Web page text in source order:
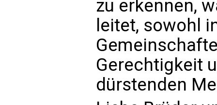
zu erkennen,
leitet, sowohl
Gerechtigkeit
dürstenden